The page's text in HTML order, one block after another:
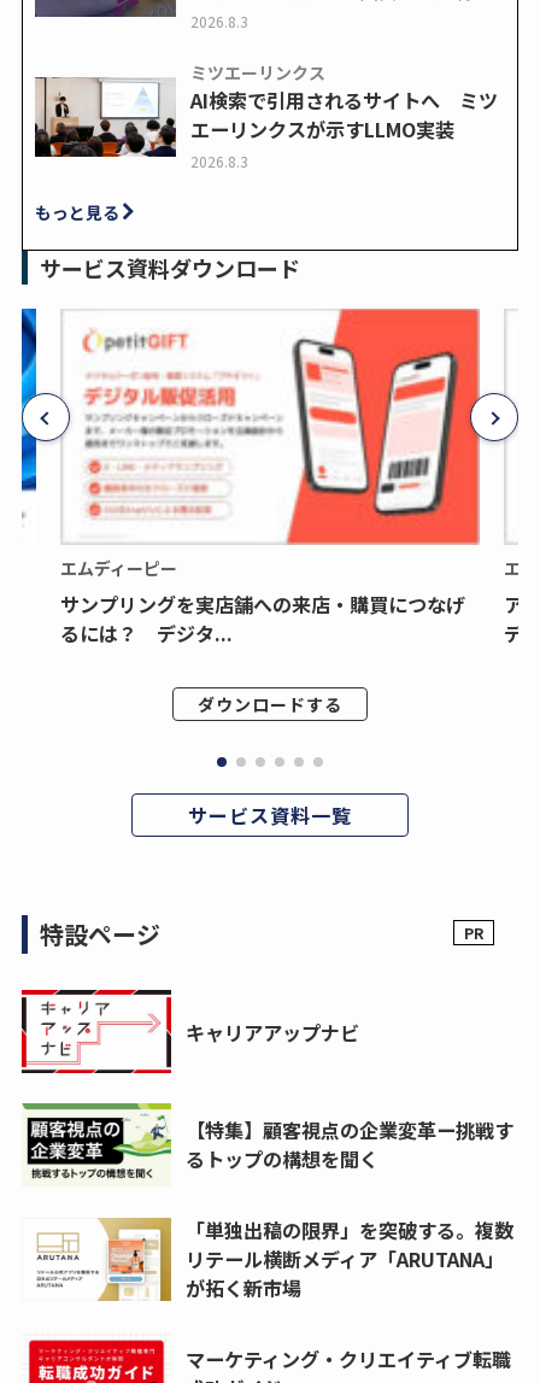
2026.8.3
ミツエーリンクス
AI検索で引用されるサイトへ ミツ
エーリンクスが示すLLMO実装
2026.8.3
もっと見る
サービス資料ダウンロード
エムディーピー
サンプリングを実店舗への来店・購買につなげ
るには？ デジタ...
ダウンロードする
エ
ア
デ
サービス資料一覧
特設ページ
キャリアアップナビ
【特集】顧客視点の企業変革ー挑戦す
るトップの構想を聞く
「単独出稿の限界」を突破する。複数
リテール横断メディア「ARUTANA」
が拓く新市場
マーケティング・クリエイティブ転職